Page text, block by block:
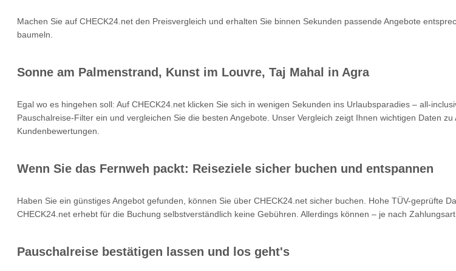
Machen Sie auf CHECK24.net den Preisvergleich und erhalten Sie binnen Sekunden passende Angebote
baumeln.
Sonne am Palmenstrand, Kunst im Louvre, Taj Mahal in Agra
Egal wo es hingehen soll: Auf CHECK24.net klicken Sie sich in wenigen Sekunden ins Urlaubsparadies – all-
Pauschalreise-Filter ein und vergleichen Sie die besten Angebote. Unser Vergleich zeigt Ihnen wichtigen Daten
Kundenbewertungen.
Wenn Sie das Fernweh packt: Reiseziele sicher buchen und entspannen
Haben Sie ein günstiges Angebot gefunden, können Sie über CHECK24.net sicher buchen. Hohe TÜV-geprüfte
CHECK24.net erhebt für die Buchung selbstverständlich keine Gebühren. Allerdings können – je nach
Pauschalreise bestätigen lassen und los geht's